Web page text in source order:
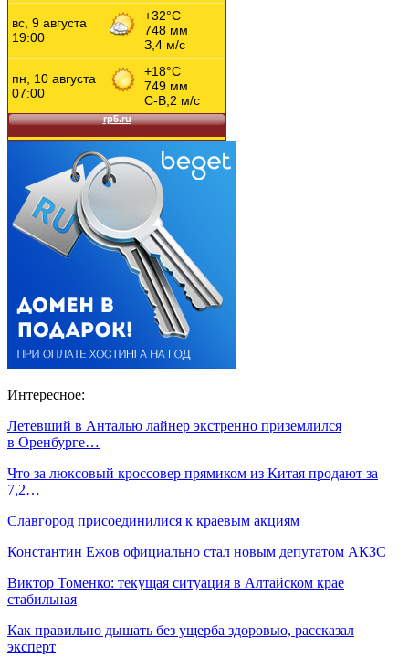
Интересное:
Летевший в Анталью лайнер экстренно приземлился
в Оренбурге…
Что за люксовый кроссовер прямиком из Китая продают за
7,2…
Славгород присоединилися к краевым акциям
Константин Ежов официально стал новым депутатом АКЗС
Виктор Томенко: текущая ситуация в Алтайском крае
стабильная
Как правильно дышать без ущерба здоровью, рассказал
эксперт